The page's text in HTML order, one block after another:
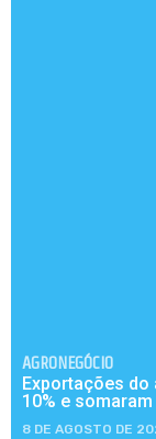
AGRONEGÓCIO
Exportações
10% e
8 DE AGOSTO DE